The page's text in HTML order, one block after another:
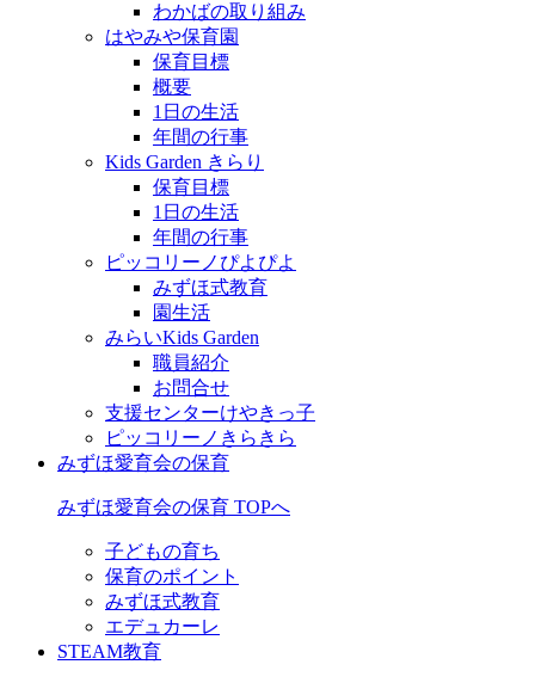
わかばの取り組み
はやみや保育園
保育目標
概要
1日の生活
年間の行事
Kids Garden きらり
保育目標
1日の生活
年間の行事
ピッコリーノぴよぴよ
みずほ式教育
園生活
みらいKids Garden
職員紹介
お問合せ
支援センターけやきっ子
ピッコリーノきらきら
みずほ愛育会の保育
みずほ愛育会の保育 TOPへ
子どもの育ち
保育のポイント
みずほ式教育
エデュカーレ
STEAM教育